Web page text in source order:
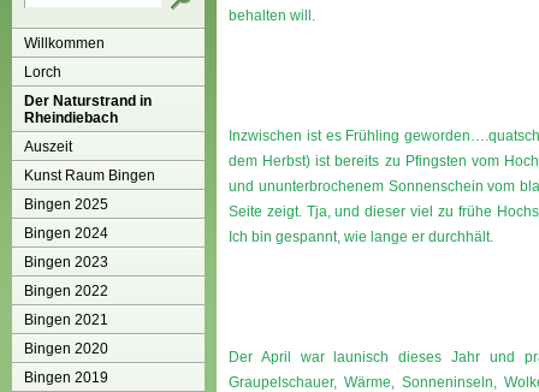
Willkommen
Lorch
Der Naturstrand in
Rheindiebach
Auszeit
Kunst Raum Bingen
Bingen 2025
Bingen 2024
Bingen 2023
Bingen 2022
Bingen 2021
Bingen 2020
Bingen 2019
behalten will.
Inzwischen ist es Frühling
dem Herbst) ist bereits zu Pfingsten vom
und ununterbrochenem Sonnenschein vom
Seite zeigt. Tja, und dieser viel zu frühe
Ich bin gespannt, wie lange er durchhält.
Der April war launisch dieses Jahr und
Graupelschauer, Wärme, Sonneninseln,